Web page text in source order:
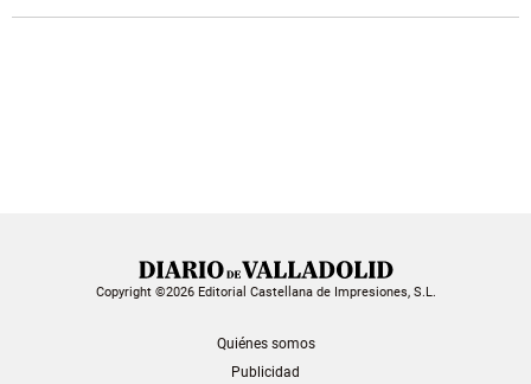
Copyright ©2026 Editorial Castellana de Impresiones, S.L.
Quiénes somos
Publicidad